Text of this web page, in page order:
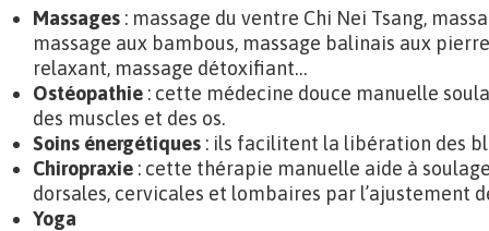
Massages : massage du ventre Chi Nei Tsang,
massage aux bambous, massage balinais aux
relaxant, massage détoxifiant…
Ostéopathie : cette médecine douce manuelle
des muscles et des os.
Soins énergétiques : ils facilitent la libération des
Chiropraxie : cette thérapie manuelle aide à
dorsales, cervicales et lombaires par l’ajustement
Yoga